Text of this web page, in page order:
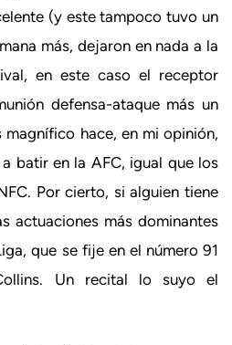
(y este tampoco tuvo un
más, dejaron en nada a la
en este caso el receptor
defensa-ataque más un
hace, en mi opinión,
batir en la AFC, igual que los
Por cierto, si alguien tiene
actuaciones más dominantes
que se fije en el número 91
Un recital lo suyo el